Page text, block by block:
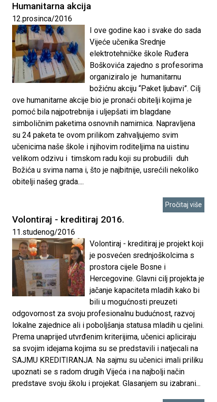
k
o
v
i
ć
a
Humanitarna akcija
12.prosinca/2016
I ove godine kao i svake do sada
Vijeće učenika Srednje
elektrotehničke škole Ruđera
Boškovića zajedno s profesorima
organiziralo je humanitarnu
božićnu akciju “Paket ljubavi”. Cilj
ove humanitarne akcije bio je pronaći obitelji kojima je
pomoć bila najpotrebnija i uljepšati im blagdane
simboličnim paketima osnovnih namirnica. Napravljena
su 24 paketa te ovom prilikom zahvaljujemo svim
učenicima naše škole i njihovim roditeljima na uistinu
velikom odzivu i timskom radu koji su probudili duh
Božića u svima nama i, što je najbitnije, usrećili nekoliko
obitelji našeg grada....
Pročitaj više
Volontiraj - kreditiraj 2016.
11.studenog/2016
Volontiraj - kreditiraj je projekt koji
je posvećen srednjoškolcima s
prostora cijele Bosne i
Hercegovine. Glavni cilj projekta je
jačanje kapaciteta mladih kako bi
bili u mogućnosti preuzeti
odgovornost za svoju profesionalnu budućnost, razvoj
lokalne zajednice ali i poboljšanja statusa mladih u cjelini.
Prema unaprijed utvrđenim kriterijima, učenici apliciraju
sa svojim idejama kojima su se predstavili i natjecali na
SAJMU KREDITIRANJA. Na sajmu su učenici imali priliku
upoznati se s radom drugih Vijeća i na najbolji način
predstave svoju školu i projekat. Glasanjem su izabrani...